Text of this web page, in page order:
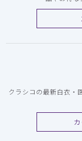
クラシコの最新白衣・